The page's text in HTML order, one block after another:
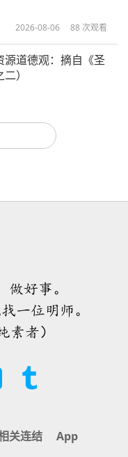
2026-08-06 88 次观看
源道德观：摘自《圣
）
2026-08-06
平会谈（二集之一）
2026-08-06 1158
父的提问（二集之一）
做好事。
一位明师。
素者）
关连结 App